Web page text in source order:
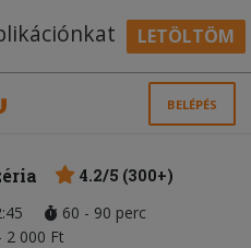
LETÖLTÖM
BELÉPÉS
4.2/5 (300+)
60 - 90 perc
000 Ft